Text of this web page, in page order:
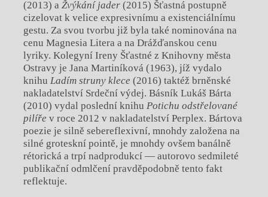
(2013) a Žvýkání jader (2015) Šťastná postupně
cizelovat k velice expresivnímu a existenciálnímu
gestu. Za svou tvorbu již byla také nominována na
cenu Magnesia Litera a na Drážďanskou cenu
lyriky. Kolegyní Ireny Šťastné z Knihovny města
Ostravy je Jana Martiníková (1963), jíž vydalo
knihu Ladím struny klece (2016) taktéž brněnské
nakladatelství Srdeční výdej. Básník Lukáš Bárta
(2010) vydal poslední knihu Potichu odstřelované
pilíře v roce 2012 v nakladatelství Perplex. Bártova
poezie je silně sebereflexivní, mnohdy založena na
silné groteskní pointě, je mnohdy ovšem banálně
rétorická a trpí nadprodukcí — autorovo sedmileté
publikační odmlčení pravděpodobně tento fakt
reflektuje.